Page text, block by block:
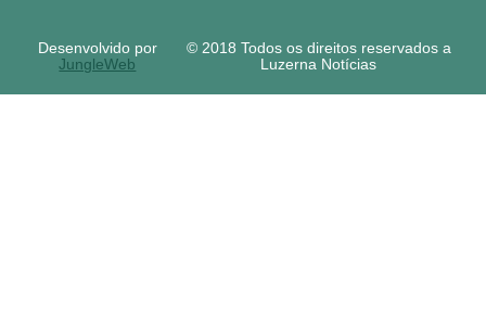
© 2018 Todos os direitos reservados a
Luzerna Notícias
Desenvolvido por
JungleWeb